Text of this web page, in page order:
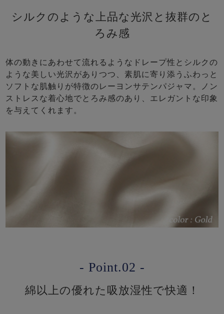
シルクのような上品な光沢と抜群のと
ろみ感
体の動きにあわせて流れるようなドレープ性とシルクの
ような美しい光沢がありつつ、素肌に寄り添うふわっと
ソフトな肌触りが特徴のレーヨンサテンパジャマ。ノン
ストレスな着心地でとろみ感のあり、エレガントな印象
を与えてくれます。
- Point.02 -
綿以上の優れた吸放湿性で快適！